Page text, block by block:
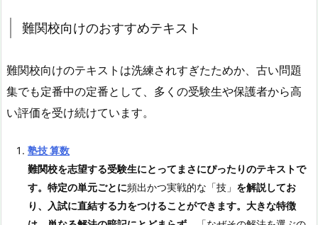
難関校向けのおすすめテキスト
難関校向けのテキストは洗練されすぎたためか、古い問題
集でも定番中の定番として、多くの受験生や保護者から高
い評価を受け続けています。
塾技 算数
難関校を志望する受験生にとってまさにぴったりのテキストで
す。特定の単元ごとに頻出かつ実戦的な「技」 を解説してお
り、入試に直結する力をつけることができます。大きな特徴